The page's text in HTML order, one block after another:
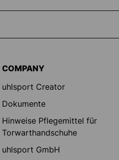
COMPANY
uhlsport Creator
Dokumente
Hinweise Pflegemittel für
Torwarthandschuhe
uhlsport GmbH